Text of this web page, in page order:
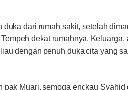
duka dari rumah sakit, setelah
dekat rumahnya.
dengan penuh duka cita yang
pak Muari, semoga engkau